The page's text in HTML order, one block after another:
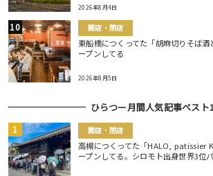
2026年8月4日
開店・閉店
東船橋につくってた「胡麻切りそば
ープンしてる
2026年8月5日
ひらつー月間人気記事ベスト
開店・閉店
高槻につくってた「HALO, patissier
ープンしてる。シロモト出身世界3位